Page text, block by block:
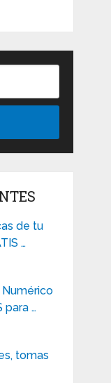
de tu
…
Numérico
para …
tomas